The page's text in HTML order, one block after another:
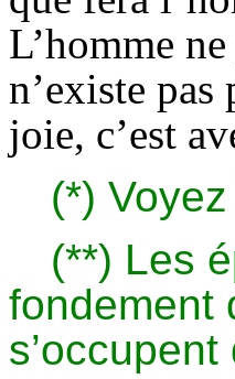
L’homme
n’existe
joie, c’est
(*)
(**) Les
fondement